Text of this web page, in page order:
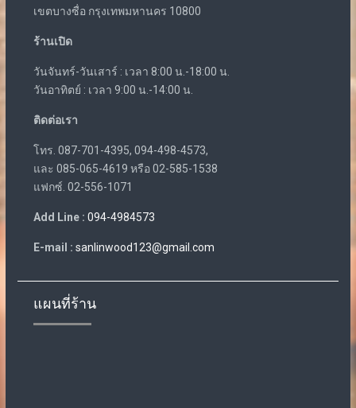
เขตบางซื่อ กรุงเทพมหานคร 10800
ร้านเปิด
วันจันทร์-วันเสาร์ : เวลา 8:00 น.-18:00 น.
วันอาทิตย์ : เวลา 9:00 น.-14:00 น.
ติดต่อเรา
โทร. 087-701-4395, 094-498-4573,
และ 085-065-4619 หรือ 02-585-1538
แฟกซ์. 02-556-1071
Add Line : 094-4984573
E-mail : sanlinwood123@gmail.com
แผนที่ร้าน